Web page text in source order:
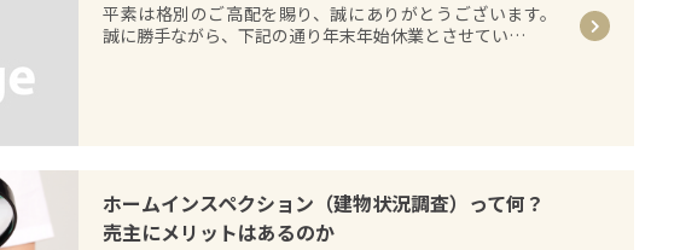
平素は格別のご高配を賜り、誠にありがとうございます。
誠に勝手ながら、下記の通り年末年始休業とさせてい…
ホームインスペクション（建物状況調査）って何？
売主にメリットはあるのか